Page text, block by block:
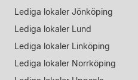
Lediga lokaler Jönköping
Lediga lokaler Lund
Lediga lokaler Linköping
Lediga lokaler Norrköping